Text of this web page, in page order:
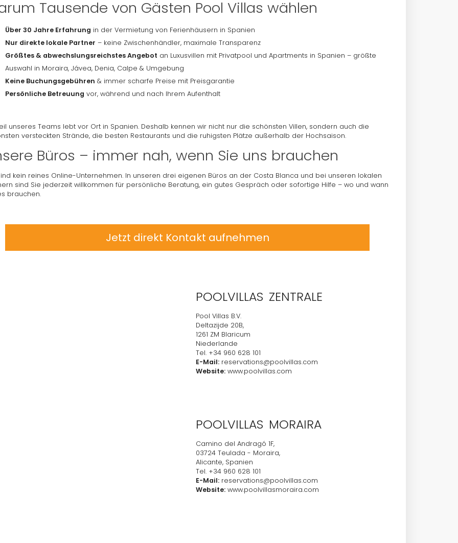
Tausende von Gästen Pool Villas wählen
Über 30 Jahre Erfahrung in der Vermietung von Ferienhäusern in Spanien
Nur direkte lokale Partner – keine Zwischenhändler, maximale Transparenz
Größtes & abwechslungsreichstes Angebot an Luxusvillen mit Privatpool und Apartments in Spanien – größte
Auswahl in Moraira, Jávea, Denia, Calpe & Umgebung
Keine Buchungsgebühren & immer scharfe Preise mit Preisgarantie
Persönliche Betreuung vor, während und nach Ihrem Aufenthalt
unseres Teams lebt vor Ort in Spanien. Deshalb kennen wir nicht nur die schönsten Villen, sondern auch die
versteckten Strände, die besten Restaurants und die ruhigsten Plätze außerhalb der Hochsaison.
Büros – immer nah, wenn Sie uns brauchen
kein reines Online-Unternehmen. In unseren drei eigenen Büros an der Costa Blanca und bei unseren lokalen
sind Sie jederzeit willkommen für persönliche Beratung, ein gutes Gespräch oder sofortige Hilfe – wo und wann
brauchen.
Jetzt direkt Kontakt aufnehmen
POOLVILLAS ZENTRALE
Pool Villas B.V.
Deltazijde 20B,
1261 ZM Blaricum
Niederlande
Tel. +34 960 628 101
E-Mail:reservations@poolvillas.com
Website:www.poolvillas.com
POOLVILLAS MORAIRA
Camino del Andragó 1F,
03724 Teulada - Moraira,
Alicante, Spanien
Tel. +34 960 628 101
E-Mail:reservations@poolvillas.com
Website:www.poolvillasmoraira.com